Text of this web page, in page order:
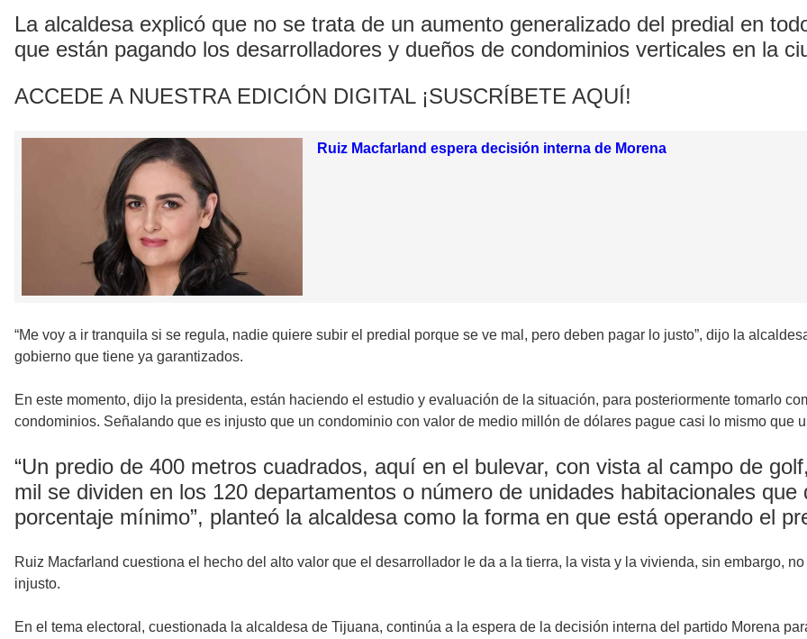
La alcaldesa explicó que no se trata de un aumento generalizado del predial en
que están pagando los desarrolladores y dueños de condominios verticales en la
ACCEDE A NUESTRA EDICIÓN DIGITAL ¡SUSCRÍBETE AQUÍ!
Ruiz Macfarland espera decisión interna de Morena
“Me voy a ir tranquila si se regula, nadie quiere subir el predial porque se ve mal, pero deben pagar lo justo”, dijo la
gobierno que tiene ya garantizados.
En este momento, dijo la presidenta, están haciendo el estudio y evaluación de la situación, para posteriormente tomarlo
condominios. Señalando que es injusto que un condominio con valor de medio millón de dólares pague casi lo mismo que
“Un predio de 400 metros cuadrados, aquí en el bulevar, con vista al campo de
mil se dividen en los 120 departamentos o número de unidades habitacionales
porcentaje mínimo”, planteó la alcaldesa como la forma en que está operando el
Ruiz Macfarland cuestiona el hecho del alto valor que el desarrollador le da a la tierra, la vista y la vivienda, sin embargo,
injusto.
En el tema electoral, cuestionada la alcaldesa de Tijuana, continúa a la espera de la decisión interna del partido Morena